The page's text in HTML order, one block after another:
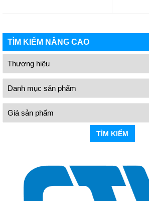
TÌM KIẾM NÂNG CAO
TÌM KIẾM